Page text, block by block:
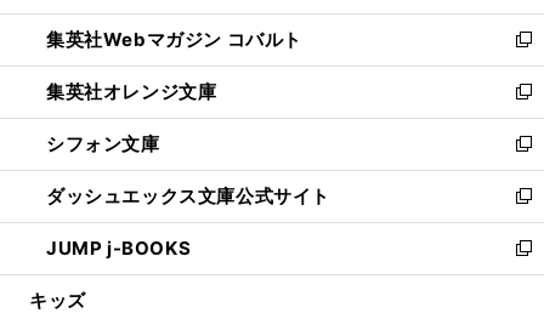
開
く
ウ
で
開
く
ン
ド
ウ
で
開
く
ウ
ィ
ン
ド
ウ
で
開
く
集英社Webマガジン コバルト
新
し
い
ウ
ィ
ン
ド
ウ
で
開
集英社オレンジ文庫
新
し
い
ウ
ィ
ン
ド
ウ
シフォン文庫
新
し
い
ウ
ィ
ン
ダッシュエックス文庫公式サイト
新
し
い
ウ
JUMP j-BOOKS
新
し
キッズ